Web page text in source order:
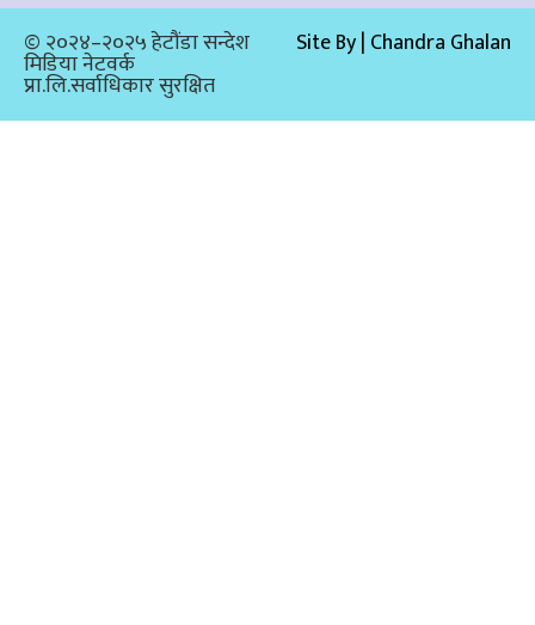
© २०२४–२०२५ हेटौंडा सन्देश
मिडिया नेटवर्क
प्रा.लि.सर्वाधिकार सुरक्षित​
Site By | Chandra Ghalan